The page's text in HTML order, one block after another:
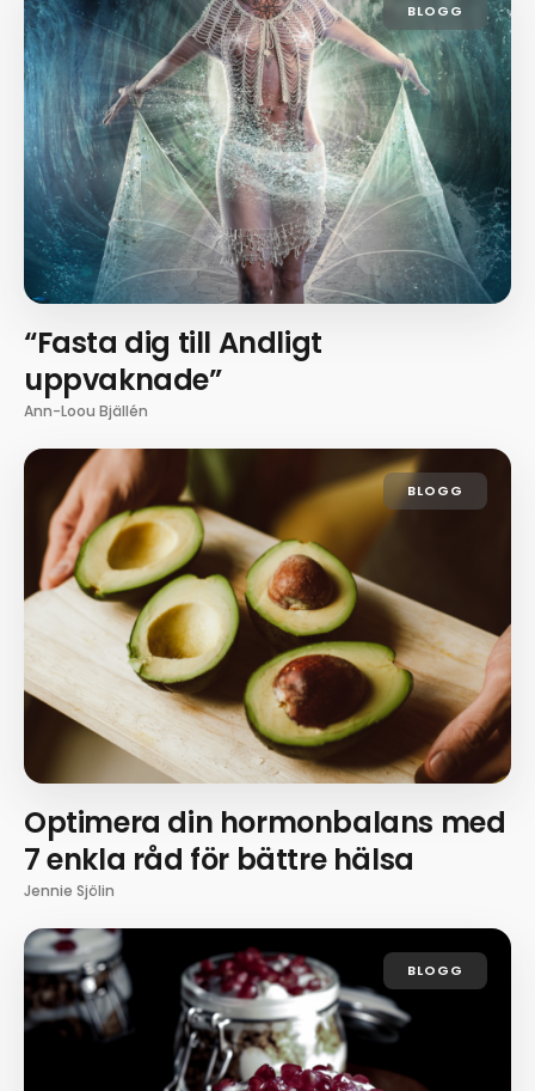
BLOGG
“Fasta dig till Andligt
uppvaknade”
Ann-Loou Bjällén
BLOGG
Optimera din hormonbalans med
7 enkla råd för bättre hälsa
Jennie Sjölin
BLOGG